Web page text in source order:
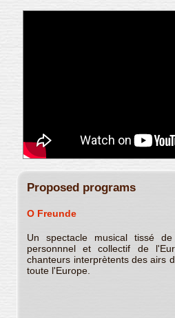
Proposed programs
O Freunde
Un spectacle musical tissé
personnnel et collectif de
chanteurs interprètents des airs
toute l'Europe.